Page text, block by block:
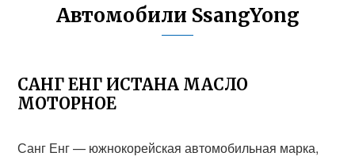
Автомобили SsangYong
САНГ ЕНГ ИСТАНА МАСЛО
МОТОРНОЕ
Санг Енг — южнокорейская автомобильная марка,